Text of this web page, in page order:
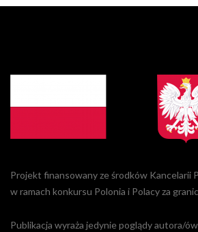
Projekt finansowany ze środków Kancelarii
w ramach konkursu Polonia i Polacy za
Publikacja wyraża jedynie poglądy autora/